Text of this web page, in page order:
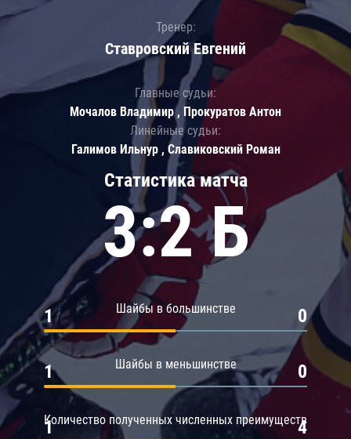
Статистика матча
3:2 Б
Шайбы в большинстве
1 0
Шайбы в меньшинстве
1 0
Количество полученных численных преимуществ
1 4
Тренер:
Ставровский Евгений
Главные судьи:
Мочалов Владимир , Прокуратов Антон
Линейные судьи:
Галимов Ильнур , Славиковский Роман